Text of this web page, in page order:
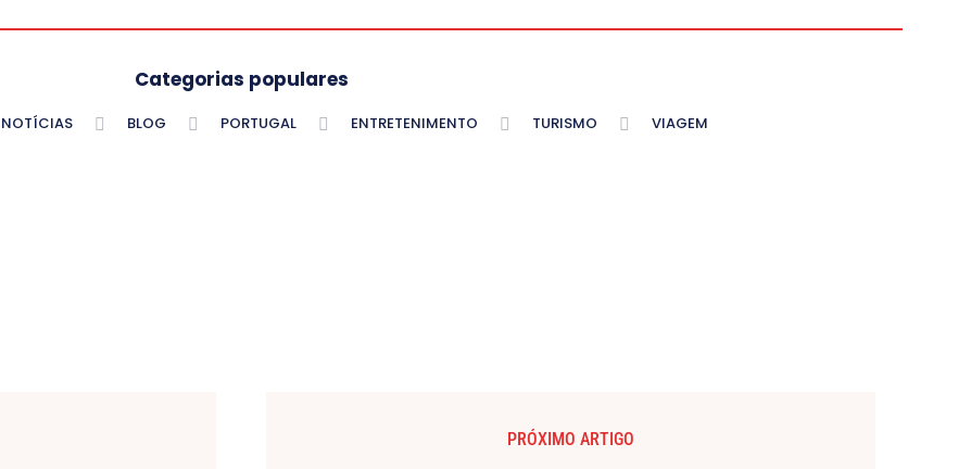
Categorias populares
NOTÍCIAS BLOG PORTUGAL ENTRETENIMENTO TURISMO VIAGEM
PRÓXIMO ARTIGO